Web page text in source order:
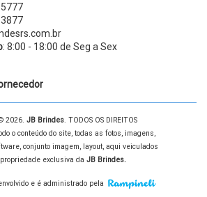
: 8:00 - 18:00 de Seg a Sex
2026. JB Brindes. TODOS OS DIREITOS
o conteúdo do site, todas as fotos, imagens,
conjunto imagem, layout, aqui veiculados
exclusiva da JB Brindes.
e é administrado pela